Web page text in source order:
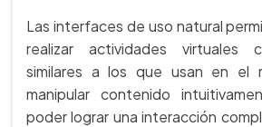
Las interfaces de uso natural
realizar actividades virtuales
similares a los que usan en el
manipular contenido
poder lograr una interacción